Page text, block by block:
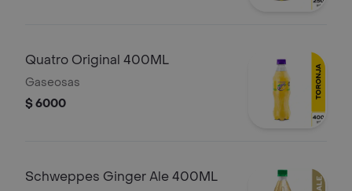
Quatro Original 400ML
Gaseosas
$ 6000
Schweppes Ginger Ale 400ML